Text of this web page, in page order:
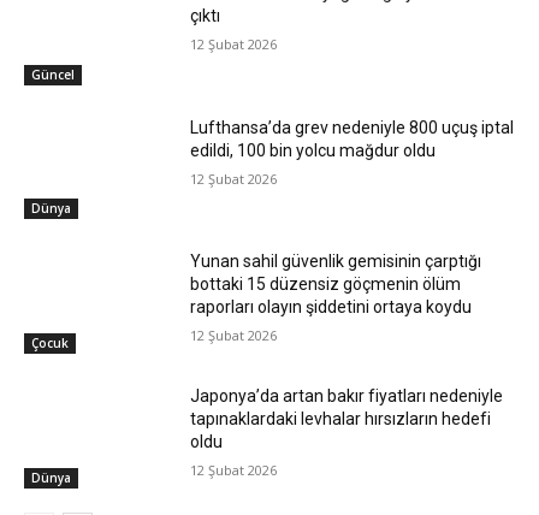
Güncel
çıktı
12 Şubat 2026
Dünya
Lufthansa’da grev nedeniyle 800 uçuş iptal
edildi, 100 bin yolcu mağdur oldu
12 Şubat 2026
Çocuk
Yunan sahil güvenlik gemisinin çarptığı
bottaki 15 düzensiz göçmenin ölüm
raporları olayın şiddetini ortaya koydu
12 Şubat 2026
Dünya
Japonya’da artan bakır fiyatları nedeniyle
tapınaklardaki levhalar hırsızların hedefi
oldu
12 Şubat 2026